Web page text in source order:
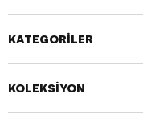
KATEGORİLER
KOLEKSİYON